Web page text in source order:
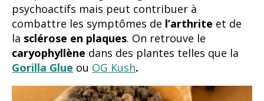
psychoactifs mais peut contribuer à
combattre les symptômes de l’arthrite et de
la sclérose en plaques. On retrouve le
caryophyllène dans des plantes telles que la
Gorilla Glue ou OG Kush.